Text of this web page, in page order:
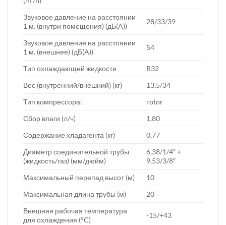
Звуковое давление на расстоянии
1 м. (внутри помещения) (дБ(A))
28/33/39
Звуковое давление на расстоянии
1 м. (внешнее) (дБ(A))
54
Тип охлаждающей жидкости
R32
Вес (внутренний/внешний) (кг)
13,5/34
Тип компрессора:
rotor
Сбор влаги (л/ч)
1,80
Содержание хладагента (кг)
0,77
Диаметр соединительной трубы
(жидкость/газ) (мм/дюйм)
6,38/1/4″ +
9,53/3/8″
Максимальный перепад высот (м)
10
Максимальная длина трубы (м)
20
Внешняя рабочая температура
для охлаждения (°C)
-15/+43